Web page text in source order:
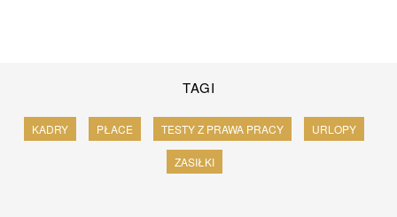
TAGI
KADRY PŁACE TESTY Z PRAWA PRACY URLOPY
ZASIŁKI